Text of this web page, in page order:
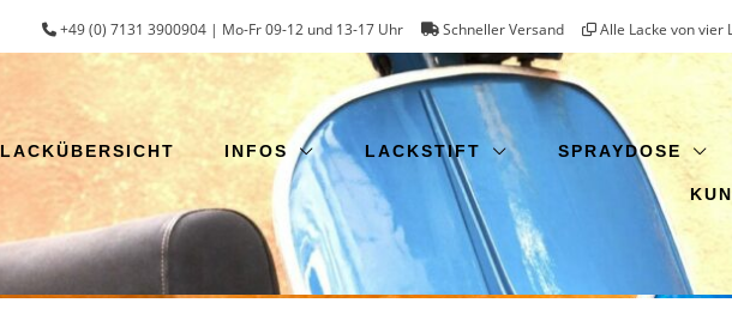
+49 (0) 7131 3900904 | Mo-Fr 09-12 und 13-17 Uhr Schneller Versand Alle Lacke von vier
LACKÜBERSICHT INFOS LACKSTIFT SPRAYDOSE